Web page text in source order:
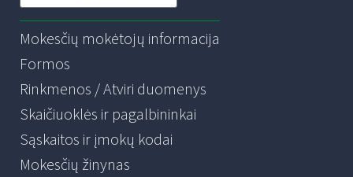
Mokesčių mokėtojų informacija
Formos
Rinkmenos / Atviri duomenys
Skaičiuoklės ir pagalbininkai
Sąskaitos ir įmokų kodai
Mokesčių žinynas